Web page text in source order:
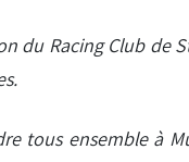
du Racing Club de
tous ensemble à